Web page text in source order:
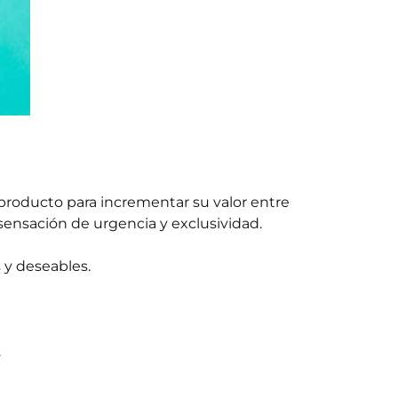
para incrementar su valor entre
de urgencia y exclusividad.
deseables.